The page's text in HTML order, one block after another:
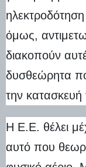
όμως,
διακοπούν
δυσθεώρητα
την
Η Ε.Ε. θέλει
αυτό που